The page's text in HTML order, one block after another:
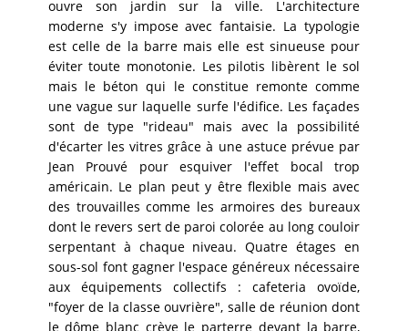
ouvre son jardin sur la ville. L'architecture
moderne s'y impose avec fantaisie. La typologie
est celle de la barre mais elle est sinueuse pour
éviter toute monotonie. Les pilotis libèrent le sol
mais le béton qui le constitue remonte comme
une vague sur laquelle surfe l'édifice. Les façades
sont de type "rideau" mais avec la possibilité
d'écarter les vitres grâce à une astuce prévue par
Jean Prouvé pour esquiver l'effet bocal trop
américain. Le plan peut y être flexible mais avec
des trouvailles comme les armoires des bureaux
dont le revers sert de paroi colorée au long couloir
serpentant à chaque niveau. Quatre étages en
sous-sol font gagner l'espace généreux nécessaire
aux équipements collectifs : cafeteria ovoïde,
"foyer de la classe ouvrière", salle de réunion dont
le dôme blanc crève le parterre devant la barre,